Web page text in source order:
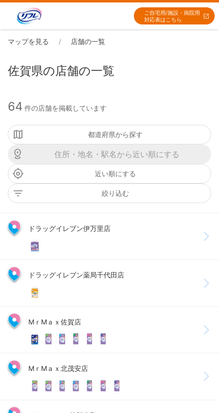
ご自宅用/施設・病院用
対応表はこちら
マップを見る 店舗の一覧
佐賀県の店舗の一覧
64 件の店舗を掲載しています
都道府県から探す
近い順にする
絞り込む
ドラッグイレブン伊万里店
ドラッグイレブン薬局千代田店
MｒMａｘ佐賀店
MｒMａｘ北茂安店